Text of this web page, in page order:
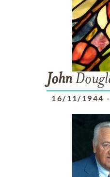
John
16/11/1944 -